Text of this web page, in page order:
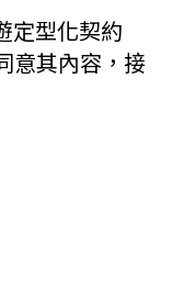
、支票等方式)於出發
事項於本契約第三十
害，並得請求賠償。
者，乙方得定相當期
方得終止契約，並得
得請求乙方墊付費用
詢時所產生的相關記
括您使用連線設備的
點選資料紀錄…等。這
，僅用於分析網站流
報名，為瞭解您購買
貨款資料，「理想旅
提供所購買產品或服
料（如姓名、電子郵
業和個人興趣等）、
等）、付款資料（如
定型化契約
意其內容，接